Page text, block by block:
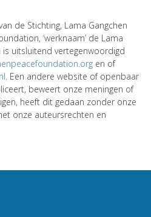
de Stichting, Lama Gangchen
‘werknaam’ de Lama
is uitsluitend vertegenwoordigd
en of
. Een andere website of openbaar
beweert onze meningen of
heeft dit gedaan zonder onze
onze auteursrechten en